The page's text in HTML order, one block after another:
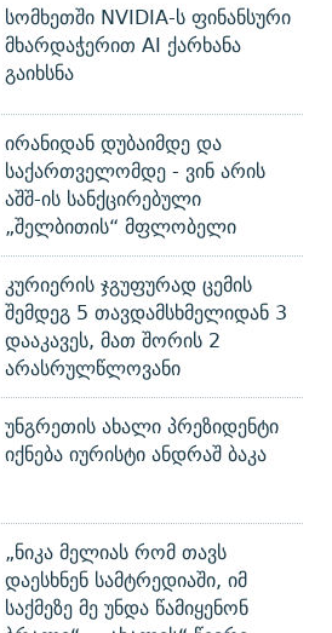
სომხეთში NVIDIA-ს ფინანსური
მხარდაჭერით AI ქარხანა
გაიხსნა
ირანიდან დუბაიმდე და
საქართველომდე - ვინ არის
აშშ-ის სანქცირებული
„შელბითის“ მფლობელი
კურიერის ჯგუფურად ცემის
შემდეგ 5 თავდამსხმელიდან 3
დააკავეს, მათ შორის 2
არასრულწლოვანი
უნგრეთის ახალი პრეზიდენტი
იქნება იურისტი ანდრაშ ბაკა
„ნიკა მელიას რომ თავს
დაესხნენ სამტრედიაში, იმ
საქმეზე მე უნდა წამიყენონ